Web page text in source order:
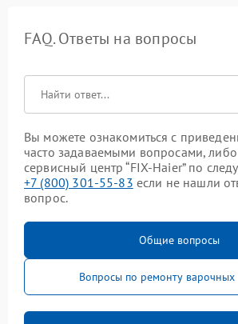
FAQ. Ответы на вопросы
Вы можете ознакомиться с
часто задаваемыми вопросами, либо
сервисный центр “FIX-Haier” по
+7 (800) 301-55-83 если не нашли
вопрос.
Общие вопросы
Вопросы по ремонту варочных